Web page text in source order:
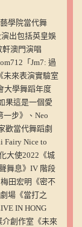
學院當代舞
出包括英皇娛
軒澳門演唱
「Jm7: 過
未來表演實驗室
大學舞蹈年度
果這是一個愛
一步》、Neo
歡當代舞蹈劇
Fairy Nice to
大使2022《城
舞息》IV 階段
田宏明《密不
場《當打之
IN HONG
介創作室《未來